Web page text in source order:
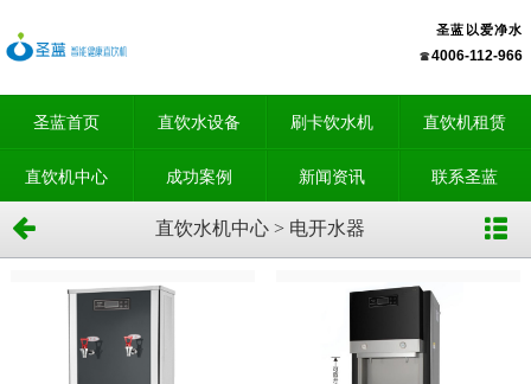
圣蓝以爱净水
4006-112-966
圣蓝首页 直饮水设备 刷卡饮水机 直饮机租赁
直饮机中心 成功案例 新闻资讯 联系圣蓝
直饮水机中心 > 电开水器